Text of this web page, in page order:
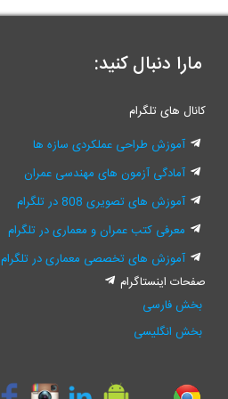
مارا دنبال کنید:
کانال های تلگرام
آموزش طراحی عملکردی سازه ها
آمادگی آزمون های مهندسی عمران
آموزش های تصویری 808 در تلگرام
معرفی کتب عمران و معماری در تلگرام
آموزش های تخصصی معماری در تلگرام
صفحات اینستاگرام
بخش فارسی
بخش انگلیسی